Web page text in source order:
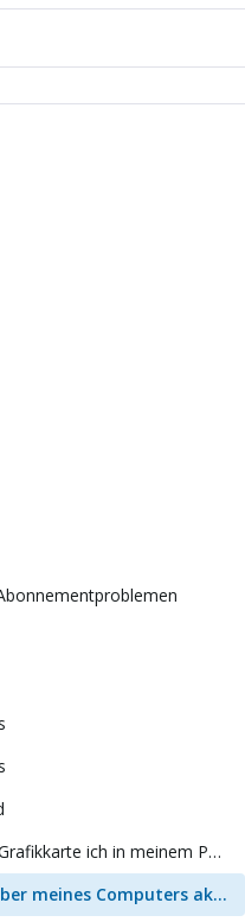
Wie finde ich heraus, welche Grafikkarte ich in meinem PC habe?
Wie kann ich den Grafiktreiber meines Computers aktualisieren?